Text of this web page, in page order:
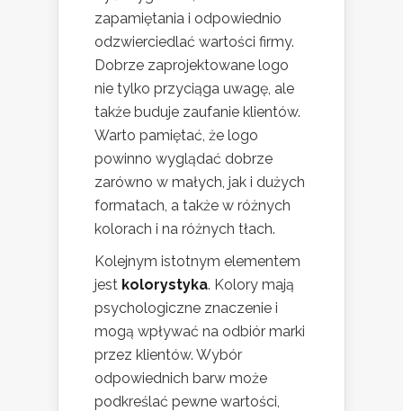
zapamiętania i odpowiednio
odzwierciedlać wartości firmy.
Dobrze zaprojektowane logo
nie tylko przyciąga uwagę, ale
także buduje zaufanie klientów.
Warto pamiętać, że logo
powinno wyglądać dobrze
zarówno w małych, jak i dużych
formatach, a także w różnych
kolorach i na różnych tłach.
Kolejnym istotnym elementem
jest kolorystyka. Kolory mają
psychologiczne znaczenie i
mogą wpływać na odbiór marki
przez klientów. Wybór
odpowiednich barw może
podkreślać pewne wartości,